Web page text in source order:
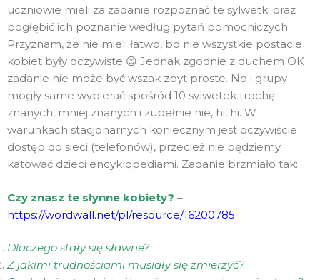
uczniowie mieli za zadanie rozpoznać te sylwetki oraz
pogłębić ich poznanie według pytań pomocniczych.
Przyznam, że nie mieli łatwo, bo nie wszystkie postacie
kobiet były oczywiste 😊 Jednak zgodnie z duchem OK
zadanie nie może być wszak zbyt proste. No i grupy
mogły same wybierać spośród 10 sylwetek trochę
znanych, mniej znanych i zupełnie nie, hi, hi. W
warunkach stacjonarnych koniecznym jest oczywiście
dostęp do sieci (telefonów), przecież nie będziemy
katować dzieci encyklopediami. Zadanie brzmiało tak:
Czy znasz te słynne kobiety? –
https://wordwall.net/pl/resource/16200785
Dlaczego stały się sławne?
Z jakimi trudnościami musiały się zmierzyć?